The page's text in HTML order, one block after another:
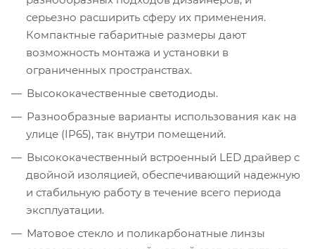
серьезно расширить сферу их применения.
Компактные габаритные размеры дают
возможность монтажа и установки в
ограниченных пространствах.
Высококачественные светодиоды.
Разнообразные варианты использования как на
улице (IP65), так внутри помещений.
Высококачественный встроенный LED драйвер с
двойной изоляцией, обеспечивающий надежную
и стабильную работу в течение всего периода
эксплуатации.
Матовое стекло и поликарбонатные линзы